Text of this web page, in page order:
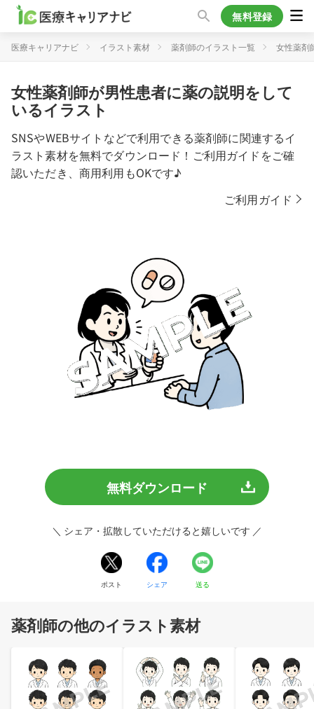
無料登録
医療キャリアナビ イラスト素材 薬剤師のイラスト一覧 女性薬剤
女性薬剤師が男性患者に薬の説明をして
いるイラスト
SNSやWEBサイトなどで利用できる薬剤師に関連するイ
ラスト素材を無料でダウンロード！ご利用ガイドをご確
認いただき、商用利用もOKです♪
ご利用ガイド
無料ダウンロード
＼ シェア・拡散していただけると嬉しいです ／
ポスト シェア 送る
薬剤師の他のイラスト素材